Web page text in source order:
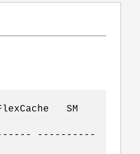
SM
----------